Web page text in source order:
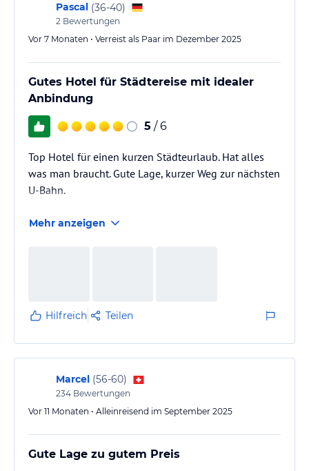
Pascal (36-40)
2 Bewertungen
Vor 7 Monaten • Verreist als Paar im Dezember 2025
Gutes Hotel für Städtereise mit idealer
Anbindung
5 / 6
Top Hotel für einen kurzen Städteurlaub. Hat alles
was man braucht. Gute Lage, kurzer Weg zur nächsten
U-Bahn.
Mehr anzeigen
Hilfreich Teilen
Marcel (56-60)
234 Bewertungen
Vor 11 Monaten • Alleinreisend im September 2025
Gute Lage zu gutem Preis